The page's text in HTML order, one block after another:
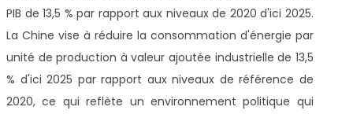
PIB de 13,5 % par rapport aux niveaux de 2020 d'ici 2025.
La Chine vise à réduire la consommation d'énergie par
unité de production à valeur ajoutée industrielle de 13,5
% d'ici 2025 par rapport aux niveaux de référence de
2020, ce qui reflète un environnement politique qui